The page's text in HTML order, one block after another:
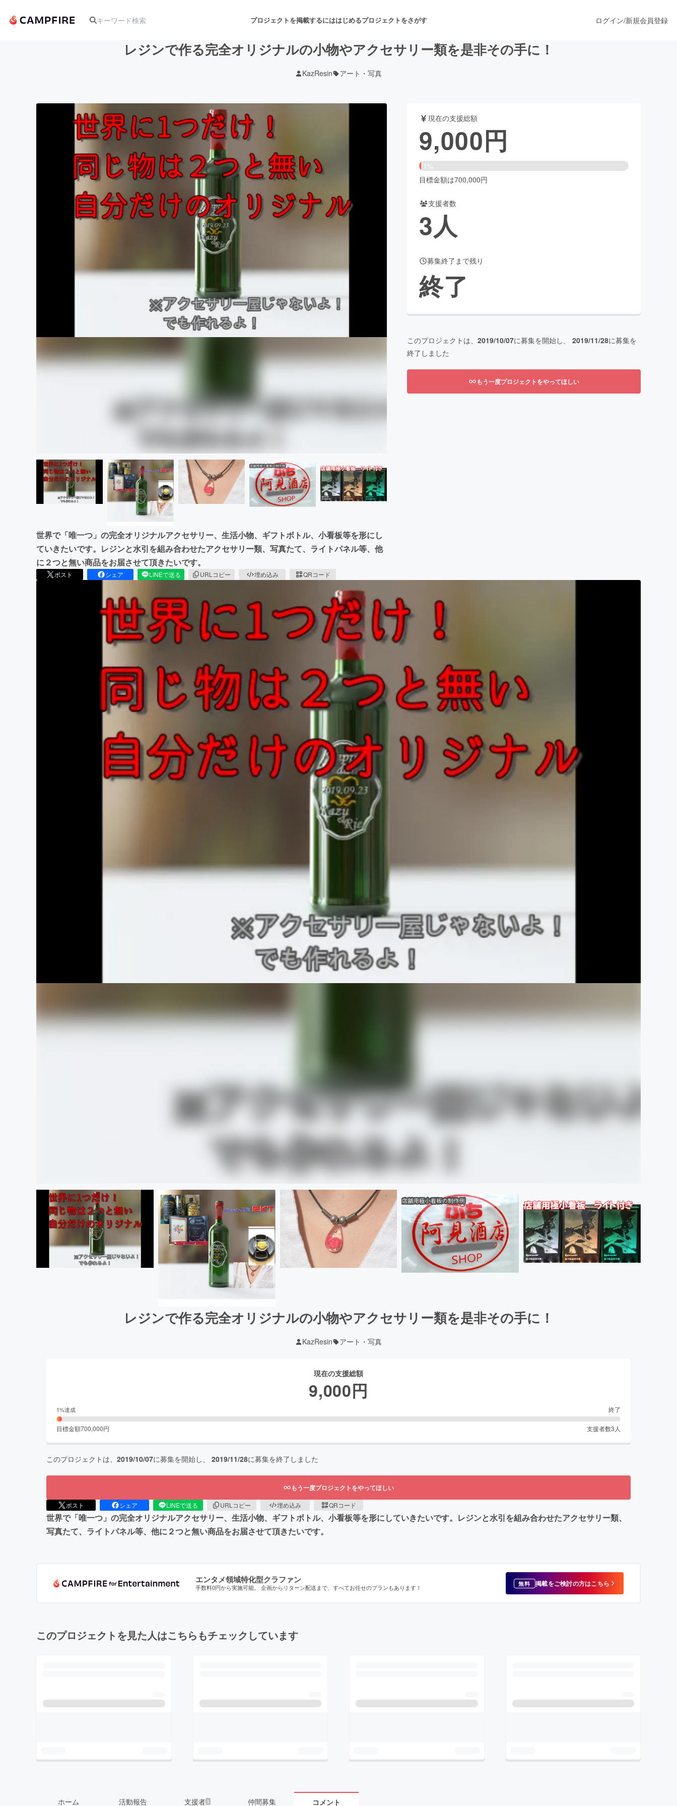
プロジェクトを掲載するにははじめるプロジェクトをさがす
アート・写真 音楽 舞台・パフォーマンス
テクノロジー・ガジェット ゲーム・サービス開発
映像・映画 書籍・雑誌出版
ビジネス・起業 チャレンジ ビューティー・ヘルスケア
ログイン/新規会員登録
レジンで作る完全オリジナルの小物やアクセサリー類を是非その手に！
KazResin アート・写真
世界で「唯一つ」の完全オリジナルアクセサリー、生活小物、ギフトボトル、小看板等を形にし
ていきたいです。レジンと水引を組み合わせたアクセサリー類、写真たて、ライトパネル等、他
に２つと無い商品をお届させて頂きたいです。
ポスト シェア LINEで送る URLコピー 埋め込み QRコード
現在の支援総額
9,000円
1%
目標金額は700,000円
支援者数
3人
募集終了まで残り
終了
このプロジェクトは、 2019/10/07に募集を開始し、 2019/11/28に募集を
終了しました
もう一度プロジェクトをやってほしい
レジンで作る完全オリジナルの小物やアクセサリー類を是非その手に！
KazResin アート・写真
現在の支援総額
9,000円
1%達成 終了
目標金額700,000円 支援者数3 人
このプロジェクトは、 2019/10/07に募集を開始し、 2019/11/28に募集を終了しました
もう一度プロジェクトをやってほしい
ポスト シェア LINEで送る URLコピー 埋め込み QRコード
世界で「唯一つ」の完全オリジナルアクセサリー、生活小物、ギフトボトル、小看板等を形にしていきたいです。レジンと水引を組み合わせたアクセサリー類、
写真たて、ライトパネル等、他に２つと無い商品をお届させて頂きたいです。
エンタメ領域特化型クラファン
手数料0円から実施可能。 企画からリターン配送まで、すべてお任せのプランもあります！ 無料 掲載をご検討の方はこちら
このプロジェクトを見た人はこちらもチェックしています
ホーム 活動報告 支援者3 仲間募集 コメント